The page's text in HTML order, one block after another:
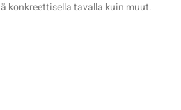
konkreettisella tavalla kuin muut.